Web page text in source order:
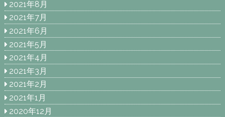
2021年8月
2021年7月
2021年6月
2021年5月
2021年4月
2021年3月
2021年2月
2021年1月
2020年12月